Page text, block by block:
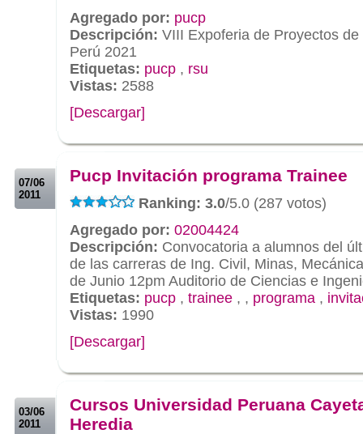
Agregado por: pucp
Descripción: VIII Expoferia de Proyectos
Perú 2021
Etiquetas: pucp , rsu
Vistas: 2588
[Descargar]
07/06
2011
Pucp Invitación programa Trainee
Ranking: 3.0/5.0 (287 votos)
Agregado por: 02004424
Descripción: Convocatoria a alumnos del
de las carreras de Ing. Civil, Minas,
de Junio 12pm Auditorio de Ciencias e
Etiquetas: pucp , trainee , , programa ,
Vistas: 1990
[Descargar]
03/06
2011
Cursos Universidad Peruana
Heredia